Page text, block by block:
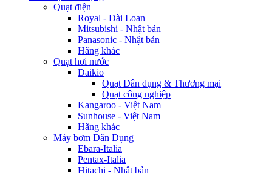
Quạt điện
Royal - Đài Loan
Mitsubishi - Nhật bản
Panasonic - Nhật bản
Hãng khác
Quạt hơi nước
Daikio
Quạt Dân dụng & Thương mại
Quạt công nghiệp
Kangaroo - Việt Nam
Sunhouse - Việt Nam
Hãng khác
Máy bơm Dân Dụng
Ebara-Italia
Pentax-Italia
Hitachi - Nhật bản